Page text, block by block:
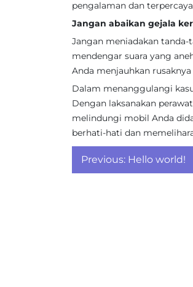
pengalaman dan
Jangan abaikan gejala
Jangan meniadakan
mendengar suara yang
Anda menjauhkan
Dalam menanggulangi
Dengan laksanakan
melindungi mobil Anda
berhati-hati dan
Post
navigation
Previous: Hello world!